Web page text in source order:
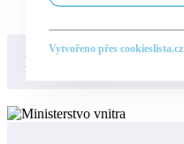
PRODEJ ZAJIŠŤUJE
Vytvořeno přes cookieslista.cz